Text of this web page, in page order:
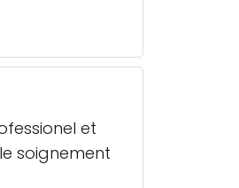
et
soignement